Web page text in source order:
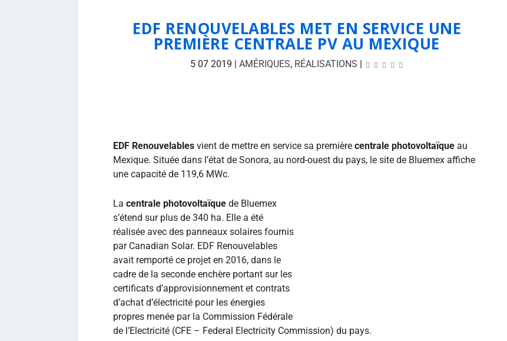
EDF RENOUVELABLES MET EN SERVICE UNE
PREMIÈRE CENTRALE PV AU MEXIQUE
5 07 2019 | AMÉRIQUES, RÉALISATIONS |
EDF Renouvelables vient de mettre en service sa première centrale photovoltaïque au
Mexique. Située dans l’état de Sonora, au nord-ouest du pays, le site de Bluemex affiche
une capacité de 119,6 MWc.
La centrale photovoltaïque de Bluemex
s’étend sur plus de 340 ha. Elle a été
réalisée avec des panneaux solaires fournis
par Canadian Solar. EDF Renouvelables
avait remporté ce projet en 2016, dans le
cadre de la seconde enchère portant sur les
certificats d’approvisionnement et contrats
d’achat d’électricité pour les énergies
propres menée par la Commission Fédérale
de l’Electricité (CFE – Federal Electricity Commission) du pays.